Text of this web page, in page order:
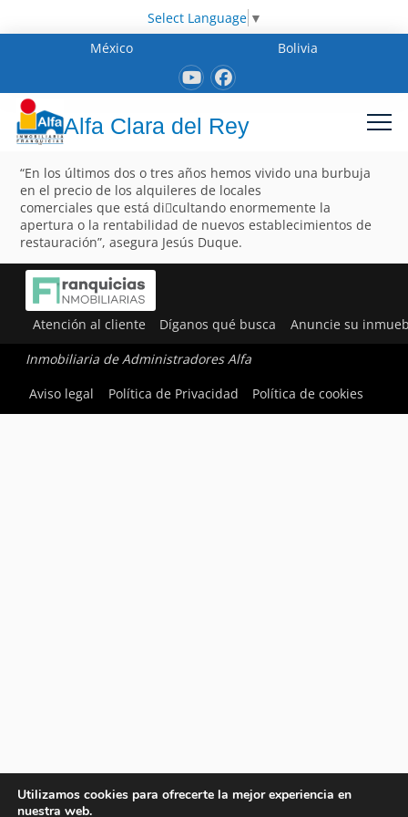
Select Language ▼
México
Bolivia
Alfa Clara del Rey
“En los últimos dos o tres años hemos vivido una burbuja
en el precio de los alquileres de locales
comerciales que está di􀂦cultando enormemente la
apertura o la rentabilidad de nuevos establecimientos de
restauración”, asegura Jesús Duque.
Atención al cliente Díganos qué busca Anuncie su
Inmobiliaria de Administradores Alfa
Aviso legal
Política de Privacidad Política de cookies
Utilizamos cookies para ofrecerte la mejor experiencia en
nuestra web.